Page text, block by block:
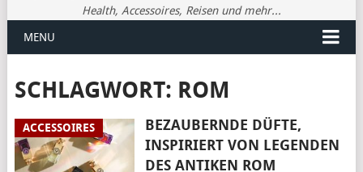
Health, Accessoires, Reisen und mehr...
MENU
SCHLAGWORT: ROM
ACCESSOIRES
BEZAUBERNDE DÜFTE,
INSPIRIERT VON LEGENDEN
DES ANTIKEN ROM